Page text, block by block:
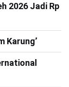
2026 Jadi Rp
Karung’